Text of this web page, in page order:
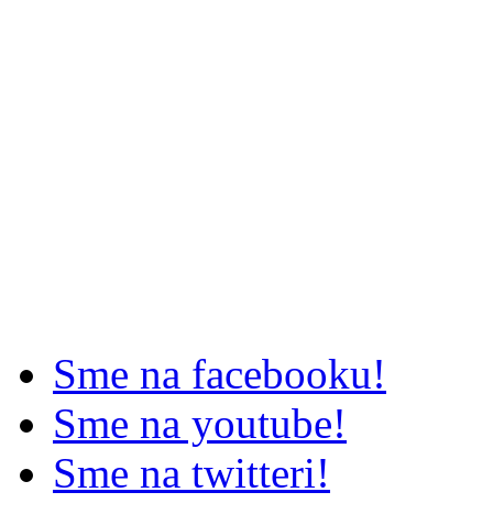
Sme na facebooku!
Sme na youtube!
Sme na twitteri!